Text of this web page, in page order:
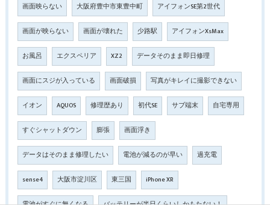
画面映らない 大阪府豊中市東豊中町 アイフォンSE第2世代
画面が映らない 画面が壊れた 少路駅 アイフォンXsMax
お風呂 エクスペリア XZ2 データそのまま即日修理
画面にスジが入っている 画面破損 写真がキレイに撮影できない
イオン AQUOS 修理歴あり 初代SE サブ端末 自宅専用
すぐシャットダウン 膨張 画面浮き
データはそのまま修理したい 電池が減るのが早い 過充電
sense4 大阪市淀川区 東三国 iPhone XR